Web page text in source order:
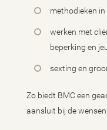
methodieken
werken met
beperking en
sexting en
Zo bie­dt BMC een
aan­sluit bij de